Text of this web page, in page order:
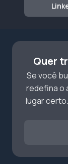
Quer
Se você
redefina o
lugar